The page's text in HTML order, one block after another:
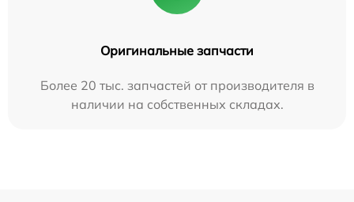
Оригинальные запчасти
Более 20 тыс. запчастей от производителя в
наличии на собственных складах.